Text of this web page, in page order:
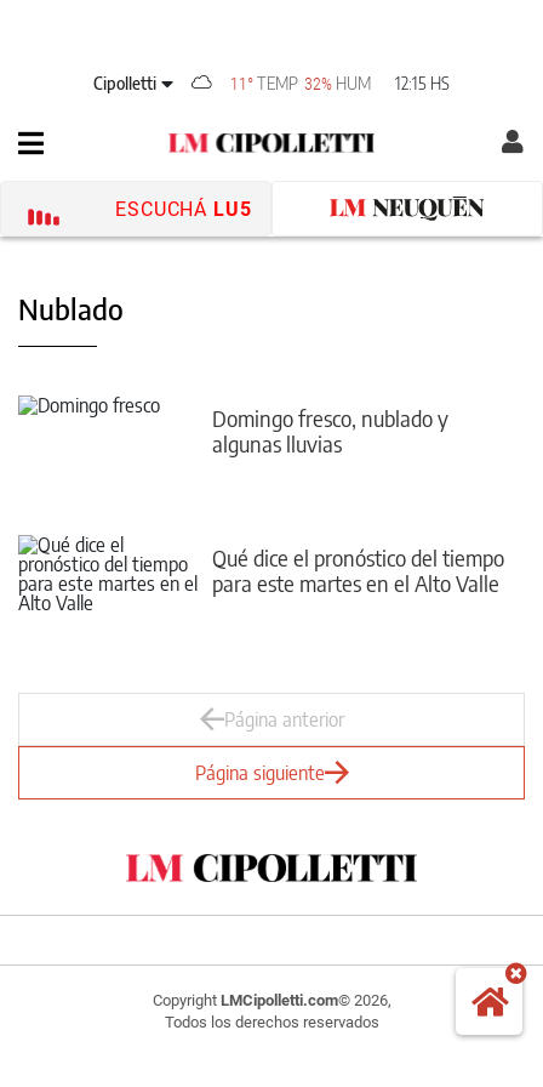
Cipolletti 11° TEMP 32% HUM 12:15 HS
ESCUCHÁ LU5
Nublado
Domingo fresco, nublado y
algunas lluvias
Qué dice el pronóstico del tiempo
para este martes en el Alto Valle
Página anterior
Página siguiente
Copyright LMCipolletti.com© 2026,
Todos los derechos reservados